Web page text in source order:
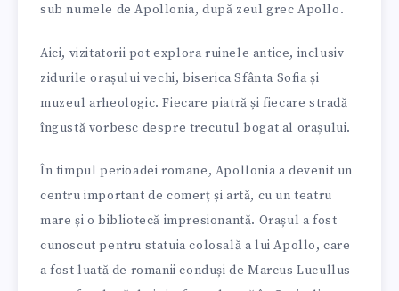
sub numele de Apollonia, după zeul grec Apollo.
Aici, vizitatorii pot explora ruinele antice, inclusiv
zidurile orașului vechi, biserica Sfânta Sofia și
muzeul arheologic. Fiecare piatră și fiecare stradă
îngustă vorbesc despre trecutul bogat al orașului.
În timpul perioadei romane, Apollonia a devenit un
centru important de comerț și artă, cu un teatru
mare și o bibliotecă impresionantă. Orașul a fost
cunoscut pentru statuia colosală a lui Apollo, care
a fost luată de romanii conduși de Marcus Lucullus